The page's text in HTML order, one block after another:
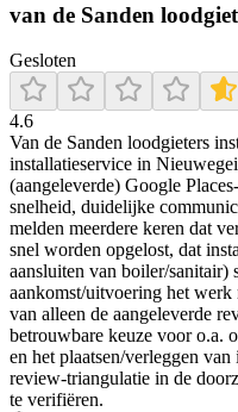
van de Sanden
Gesloten
4.6
Van de Sanden loodgieters
installatieservice in
(aangeleverde) Google
snelheid, duidelijke
melden meerdere keren dat
snel worden opgelost, dat
aansluiten van boiler/sanitair)
aankomst/uitvoering het werk
van alleen de aangeleverde
betrouwbare keuze voor o.a.
en het plaatsen/verleggen
review-triangulatie in de
te verifiëren.